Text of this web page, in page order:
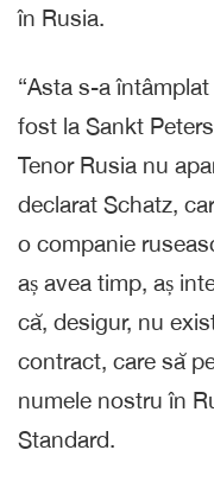
în Rusia.
“Asta s-a
fost la Sankt
Tenor Rusia nu
declarat Schatz,
o companie
aș avea timp, aș
că, desigur, nu
contract, care să
numele nostru în
Standard.